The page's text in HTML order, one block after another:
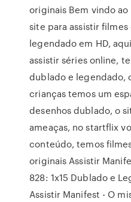
originais Bem vindo ao
site para assistir
legendado em HD,
assistir séries online,
dublado e legendado,
crianças temos um
desenhos dublado, o
ameaças, no startflix
conteúdo, temos
originais Assistir
828: 1x15 Dublado e
Assistir Manifest - O